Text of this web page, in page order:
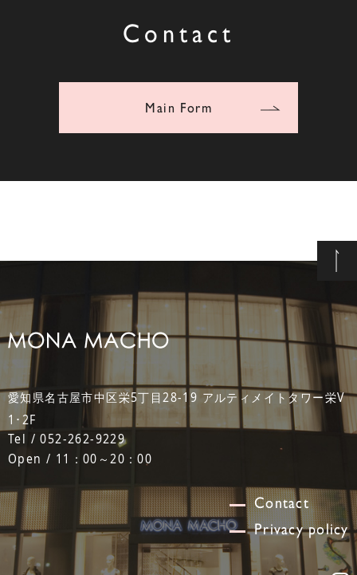
Contact
Main Form
愛知県名古屋市中区栄5丁目28-19 アルティメイトタワー栄V
1･2F
Tel / 052-262-9229
Open / 11：00～20：00
Contact
Privacy policy